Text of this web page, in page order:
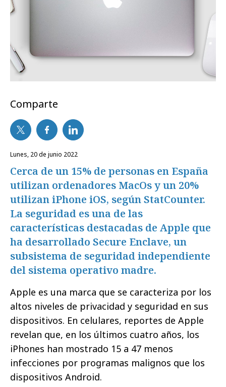
Comparte
lunes, 20 de junio 2022
Cerca de un 15% de personas en España
utilizan ordenadores MacOs y un 20%
utilizan iPhone iOS, según StatCounter.
La seguridad es una de las
características destacadas de Apple que
ha desarrollado Secure Enclave, un
subsistema de seguridad independiente
del sistema operativo madre.
Apple es una marca que se caracteriza por los
altos niveles de privacidad y seguridad en sus
dispositivos. En celulares, reportes de Apple
revelan que, en los últimos cuatro años, los
iPhones han mostrado 15 a 47 menos
infecciones por programas malignos que los
dispositivos Android.